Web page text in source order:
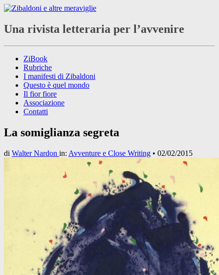
Una rivista letteraria per l’avvenire
ZiBook
Rubriche
I manifesti di Zibaldoni
Questo è quel mondo
Il fior fiore
Associazione
Contatti
La somiglianza segreta
di Walter Nardon in: Avventure e Close Writing • 02/02/2015